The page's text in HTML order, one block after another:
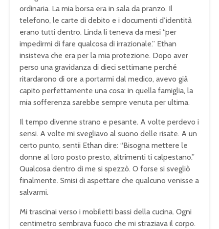
ordinaria. La mia borsa era in sala da pranzo. Il
telefono, le carte di debito e i documenti d’identità
erano tutti dentro. Linda li teneva da mesi “per
impedirmi di fare qualcosa di irrazionale.” Ethan
insisteva che era per la mia protezione. Dopo aver
perso una gravidanza di dieci settimane perché
ritardarono di ore a portarmi dal medico, avevo già
capito perfettamente una cosa: in quella famiglia, la
mia sofferenza sarebbe sempre venuta per ultima.
Il tempo divenne strano e pesante. A volte perdevo i
sensi. A volte mi svegliavo al suono delle risate. A un
certo punto, sentii Ethan dire: “Bisogna mettere le
donne al loro posto presto, altrimenti ti calpestano.”
Qualcosa dentro di me si spezzò. O forse si svegliò
finalmente. Smisi di aspettare che qualcuno venisse a
salvarmi.
Mi trascinai verso i mobiletti bassi della cucina. Ogni
centimetro sembrava fuoco che mi straziava il corpo.